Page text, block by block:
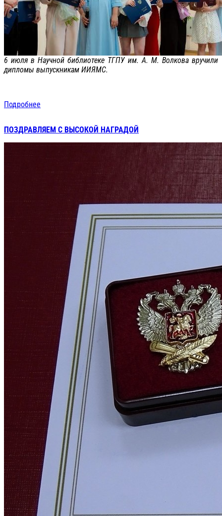
6 июля в Научной библиотеке ТГПУ им. А. М. Волкова вручили
дипломы выпускникам ИИЯМС.
Подробнее
ПОЗДРАВЛЯЕМ С ВЫСОКОЙ НАГРАДОЙ